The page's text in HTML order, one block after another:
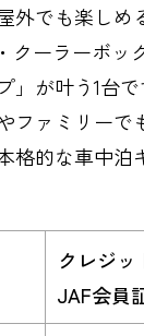
外でも楽しめ
クーラーボ
」が叶う1台で
ファミリー
格的な車中
クレジ
JAF会員